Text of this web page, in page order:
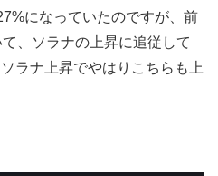
になっていたのですが、前
、ソラナの上昇に追従して
ラナ上昇でやはりこちらも上